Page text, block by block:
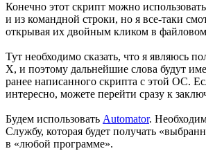
Конечно этот скрипт можно
и из командной строки, но я все-таки
открывая их двойным кликом в
Тут необходимо сказать, что я являюсь
X, и поэтому дальнейшие слова будут
ранее написанного скрипта с этой ОС.
интересно, можете перейти сразу к
Будем использовать Automator.
Службу, которая будет получать
в «любой программе».